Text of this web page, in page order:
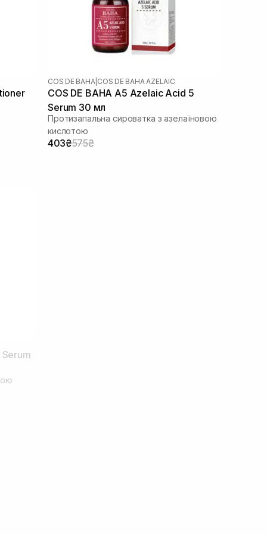
COS DE BAHA COS DE BAHA AZELAIC
COS DE BAHA A5 Azelaic Acid 5
Serum 30 мл
Протизапальна сироватка з азелаїновою
кислотою
403₴575₴